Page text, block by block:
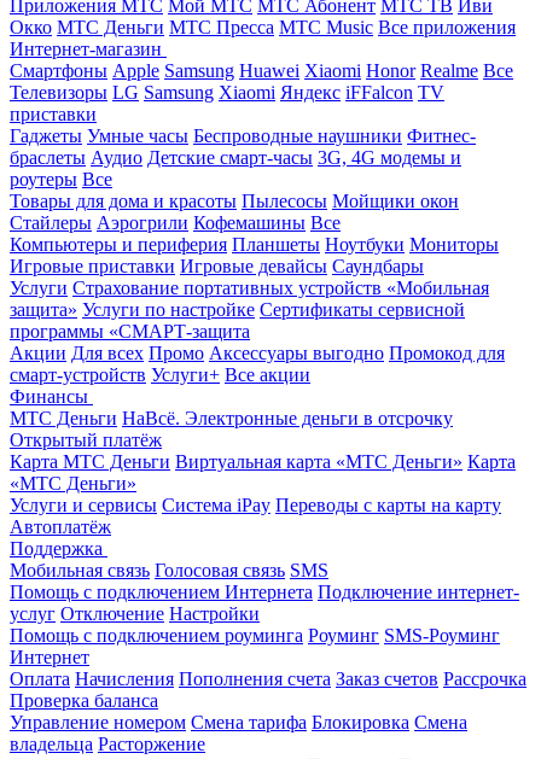
Приложения МТС Мой МТС МТС Абонент МТС ТВ Иви
Окко МТС Деньги МТС Пресса МТС Music Все приложения
Интернет-магазин
Смартфоны Apple Samsung Huawei Xiaomi Honor Realme Все
Телевизоры LG Samsung Xiaomi Яндекс iFFalcon TV
приставки
Гаджеты Умные часы Беспроводные наушники Фитнес-
браслеты Аудио Детские смарт-часы 3G, 4G модемы и
роутеры Все
Товары для дома и красоты Пылесосы Мойщики окон
Стайлеры Аэрогрили Кофемашины Все
Компьютеры и периферия Планшеты Ноутбуки Мониторы
Игровые приставки Игровые девайсы Саундбары
Услуги Страхование портативных устройств «Мобильная
защита» Услуги по настройке Сертификаты сервисной
программы «СМАРТ-защита
Акции Для всех Промо Аксессуары выгодно Промокод для
смарт-устройств Услуги+ Все акции
Финансы
МТС Деньги НаВсё. Электронные деньги в отсрочку
Открытый платёж
Карта МТС Деньги Виртуальная карта «МТС Деньги» Карта
«МТС Деньги»
Услуги и сервисы Система iPay Переводы с карты на карту
Автоплатёж
Поддержка
Мобильная связь Голосовая связь SMS
Помощь с подключением Интернета Подключение интернет-
услуг Отключение Настройки
Помощь с подключением роуминга Роуминг SMS-Роуминг
Интернет
Оплата Начисления Пополнения счета Заказ счетов Рассрочка
Проверка баланса
Управление номером Смена тарифа Блокировка Смена
владельца Расторжение